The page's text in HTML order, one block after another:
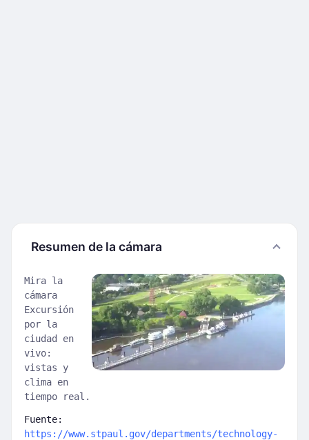
Resumen de la cámara
Mira la
cámara
Excursión
por la
ciudad en
vivo:
vistas y
clima en
tiempo real.
Fuente:
https://www.stpaul.gov/departments/technology-